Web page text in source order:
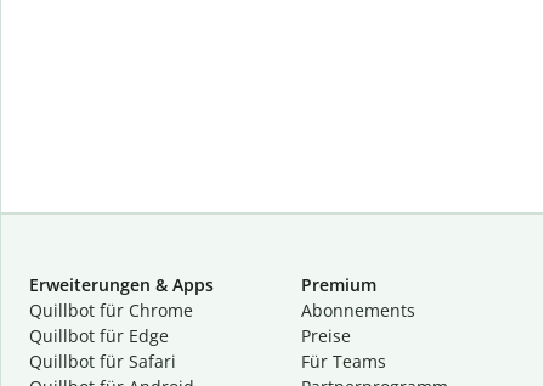
Erweiterungen & Apps
Quillbot für Chrome
Quillbot für Edge
Quillbot für Safari
Premium
Abon­ne­ments
Preise
Für Teams